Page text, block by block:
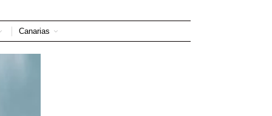
Canarias